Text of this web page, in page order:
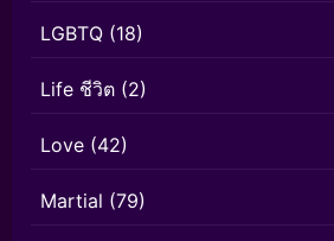
LGBTQ (18)
Life ชีวิต (2)
Love (42)
Martial (79)